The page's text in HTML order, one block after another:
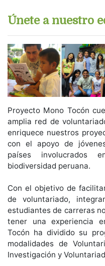
Únete a nuestro
Proyecto Mono Tocón
amplia red de
enriquece nuestros
con el apoyo de
países involucrados
biodiversidad peruana.
Con el objetivo de
de voluntariado,
estudiantes de carreras
tener una experiencia
Tocón ha dividido su
modalidades de
Investigación y